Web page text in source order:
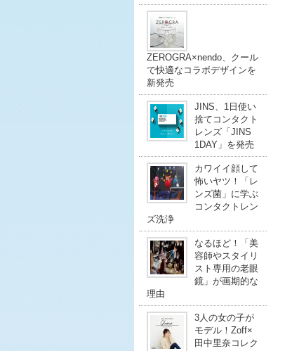
ZEROGRA×nendo、クール
で快適なコラボデザインを
新発売
JINS、1日使い
捨てコンタクト
レンズ「JINS
1DAY」を発売
カワイイ顔して
怖いヤツ！「レ
ンズ菌」に学ぶ
コンタクトレン
ズ洗浄
なるほど！「美
容師やスタイリ
スト専用の老眼
鏡」が画期的な
理由
3人の女の子が
モデル！Zoff×
田中里奈コレク